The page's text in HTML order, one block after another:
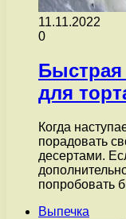
11.11.2022
0
Быстрая
для
Когда
порадовать
десертами.
попробовать
Выпечка